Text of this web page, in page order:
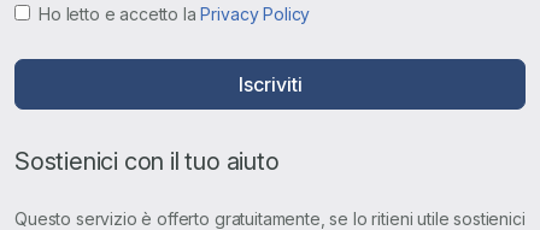
Ho letto e accetto laPrivacy Policy
Iscriviti
Sostienici con il tuo aiuto
Questo servizio è offerto gratuitamente, se lo ritieni utile sostienici